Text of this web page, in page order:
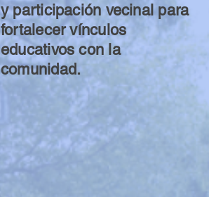
y participación vecinal para
fortalecer vínculos
educativos con la
comunidad.